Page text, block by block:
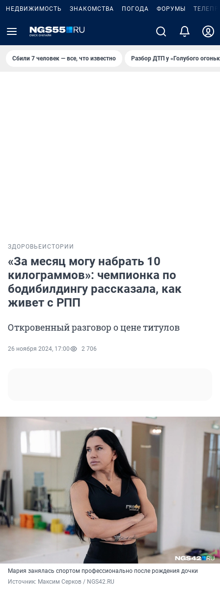
НЕДВИЖИМОСТЬ ЗНАКОМСТВА ПОГОДА ФОРУМЫ
Сбили 7 человек — все, что известно Разбор ДТП у «Голубого
ЗДОРОВЬЕ ИСТОРИИ
«За месяц могу набрать 10
килограммов»: чемпионка по
бодибилдингу рассказала, как
живет с РПП
Откровенный разговор о цене титулов
26 ноября 2024, 17:00 2 706
Мария занялась спортом профессионально после рождения дочки
Источник: Максим Серков / NGS42.RU